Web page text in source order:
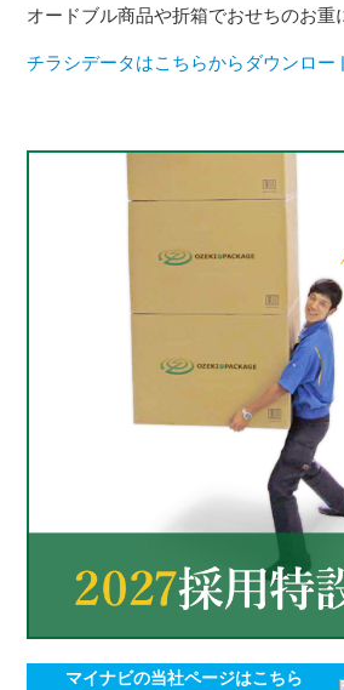
オードブル商品や折箱でおせちのお重
チラシデータはこちらからダウンロー
マイナビの当社ページはこちら